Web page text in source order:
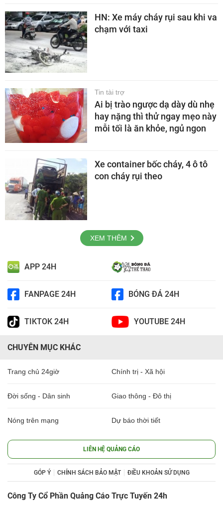
HN: Xe máy cháy rụi sau khi va
chạm với taxi
Tin tài trợ
Ai bị trào ngược dạ dày dù nhẹ
hay nặng thì thử ngay mẹo này
mỗi tối là ăn khỏe, ngủ ngon
Xe container bốc cháy, 4 ô tô
con cháy rụi theo
XEM THÊM
APP 24H
FANPAGE 24H BÓNG ĐÁ 24H
TIKTOK 24H YOUTUBE 24H
CHUYÊN MỤC KHÁC
Trang chủ 24giờ Chính trị - Xã hội
Đời sống - Dân sinh Giao thông - Đô thị
Nóng trên mạng Dự báo thời tiết
LIÊN HỆ QUẢNG CÁO
GÓP Ý CHÍNH SÁCH BẢO MẬT ĐIỀU KHOẢN SỬ DỤNG
Công Ty Cổ Phần Quảng Cáo Trực Tuyến 24h